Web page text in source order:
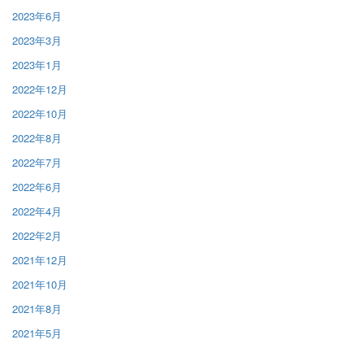
2023年6月
2023年3月
2023年1月
2022年12月
2022年10月
2022年8月
2022年7月
2022年6月
2022年4月
2022年2月
2021年12月
2021年10月
2021年8月
2021年5月